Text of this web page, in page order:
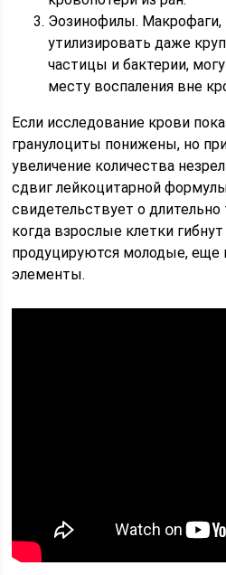
Эозинофилы.
утилизировать даже
частицы и бактерии,
месту воспаления вне
Если исследование крови
гранулоциты понижены, но
увеличение количества
сдвиг лейкоцитарной
свидетельствует о
когда взрослые клетки
продуцируются молодые, еще
элементы.